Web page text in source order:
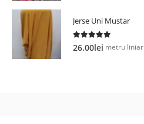
Jerse Uni Mustar
5.00out of 5
26.00lei metru liniar